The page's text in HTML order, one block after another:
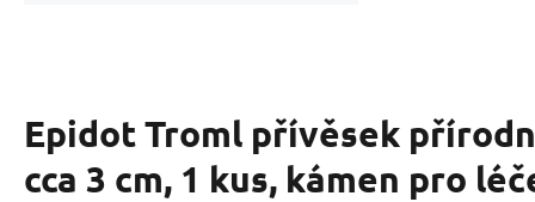
Epidot Troml přívěsek
cca 3 cm, 1 kus, kámen pro